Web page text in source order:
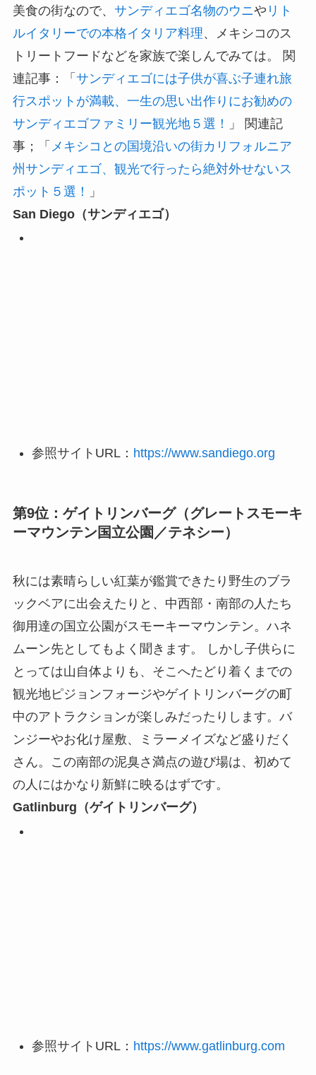
美食の街なので、 サンディエゴ名物のウニや リト
ルイタリーでの本格イタリア料理、メキシコのス
トリートフードなどを家族で楽しんでみては。 関
連記事：「 サンディエゴには子供が喜ぶ子連れ旅
行スポットが満載、一生の思い出作りにお勧めの
サンディエゴファミリー観光地５選！
」 関連記
事；「 メキシコとの国境沿いの街カリフォルニア
州サンディエゴ、観光で行ったら絶対外せないス
ポット５選！
」
San Diego（サンディエゴ）
参照サイトURL： https://www.sandiego.org
第9位：ゲイトリンバーグ（グレートスモーキ
ーマウンテン国立公園／テネシー）
秋には素晴らしい紅葉が鑑賞できたり野生のブラ
ックベアに出会えたりと、中西部・南部の人たち
御用達の国立公園がスモーキーマウンテン。ハネ
ムーン先としてもよく聞きます。 しかし子供らに
とっては山自体よりも、そこへたどり着くまでの
観光地ピジョンフォージやゲイトリンバーグの町
中のアトラクションが楽しみだったりします。バ
ンジーやお化け屋敷、ミラーメイズなど盛りだく
さん。この南部の泥臭さ満点の遊び場は、初めて
の人にはかなり新鮮に映るはずです。
Gatlinburg（ゲイトリンバーグ）
参照サイトURL： https://www.gatlinburg.com